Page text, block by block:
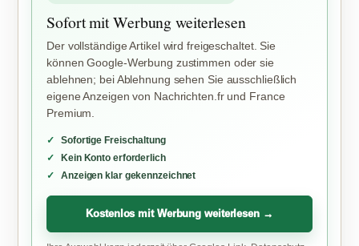
Sofort mit Werbung weiterlesen
Der vollständige Artikel wird freigeschaltet. Sie
können Google-Werbung zustimmen oder sie
ablehnen; bei Ablehnung sehen Sie ausschließlich
eigene Anzeigen von Nachrichten.fr und France
Premium.
Sofortige Freischaltung
Kein Konto erforderlich
Anzeigen klar gekennzeichnet
Kostenlos mit Werbung weiterlesen →